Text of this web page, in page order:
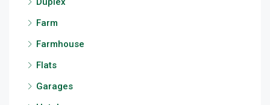
Farm
Farmhouse
Flats
Garages